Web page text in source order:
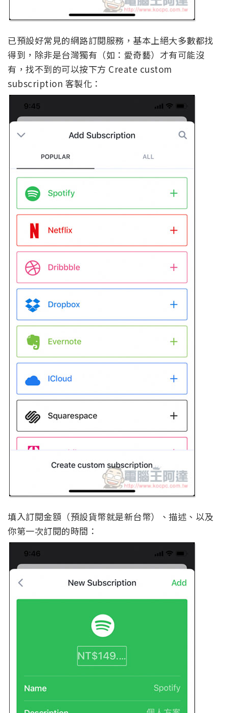
已預設好常見的網路訂閱服務，基本上絕大多數都找
得到，除非是台灣獨有（如：愛奇藝）才有可能沒
有，找不到的可以按下方 Create custom
subscription 客製化：
填入訂閱金額（預設貨幣就是新台幣）、描述、以及
你第一次訂閱的時間：